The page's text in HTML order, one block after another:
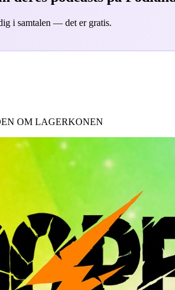
i samtalen — det er gratis.
OM LAGERKONEN